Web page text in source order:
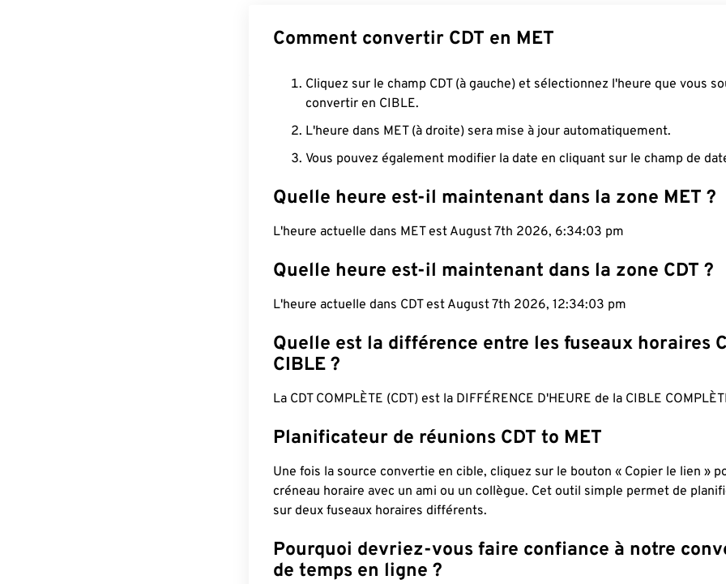
Comment convertir CDT en MET
Cliquez sur le champ CDT (à gauche) et sélectionnez l'heure que vous
convertir en CIBLE.
L'heure dans MET (à droite) sera mise à jour automatiquement.
Vous pouvez également modifier la date en cliquant sur le champ de
Quelle heure est-il maintenant dans la zone MET ?
L'heure actuelle dans MET est August 7th 2026, 6:34:04 pm
Quelle heure est-il maintenant dans la zone CDT ?
L'heure actuelle dans CDT est August 7th 2026, 12:34:04 pm
Quelle est la différence entre les fuseaux horaires
CIBLE ?
La CDT COMPLÈTE (CDT) est la DIFFÉRENCE D'HEURE de la CIBLE
Planificateur de réunions CDT to MET
Une fois la source convertie en cible, cliquez sur le bouton « Copier le lien »
créneau horaire avec un ami ou un collègue. Cet outil simple permet de
sur deux fuseaux horaires différents.
Pourquoi devriez-vous faire confiance à notre
de temps en ligne ?